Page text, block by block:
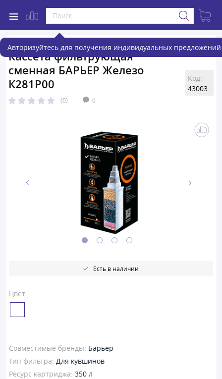
Авторизуйтесь для получения индивидуальных предложений
Кассета фильтрующая
сменная БАРЬЕР Железо
К281Р00
(0) 0
Код:
43003
Цвет:
Есть в наличии
Совместимые бренды: Барьер
Тип фильтра: Для кувшинов
Ресурс картриджа: 350 л